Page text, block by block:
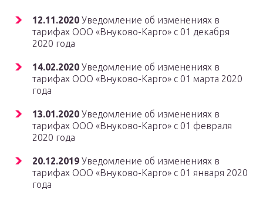
12.11.2020 Уведомление об изменениях в
тарифах ООО «Внуково-Карго» с 01 декабря
2020 года
14.02.2020 Уведомление об изменениях в
тарифах ООО «Внуково-Карго» с 01 марта 2020
года
13.01.2020 Уведомление об изменениях в
тарифах ООО «Внуково-Карго» с 01 февраля
2020 года
20.12.2019 Уведомление об изменениях в
тарифах ООО «Внуково-Карго» с 01 января 2020
года